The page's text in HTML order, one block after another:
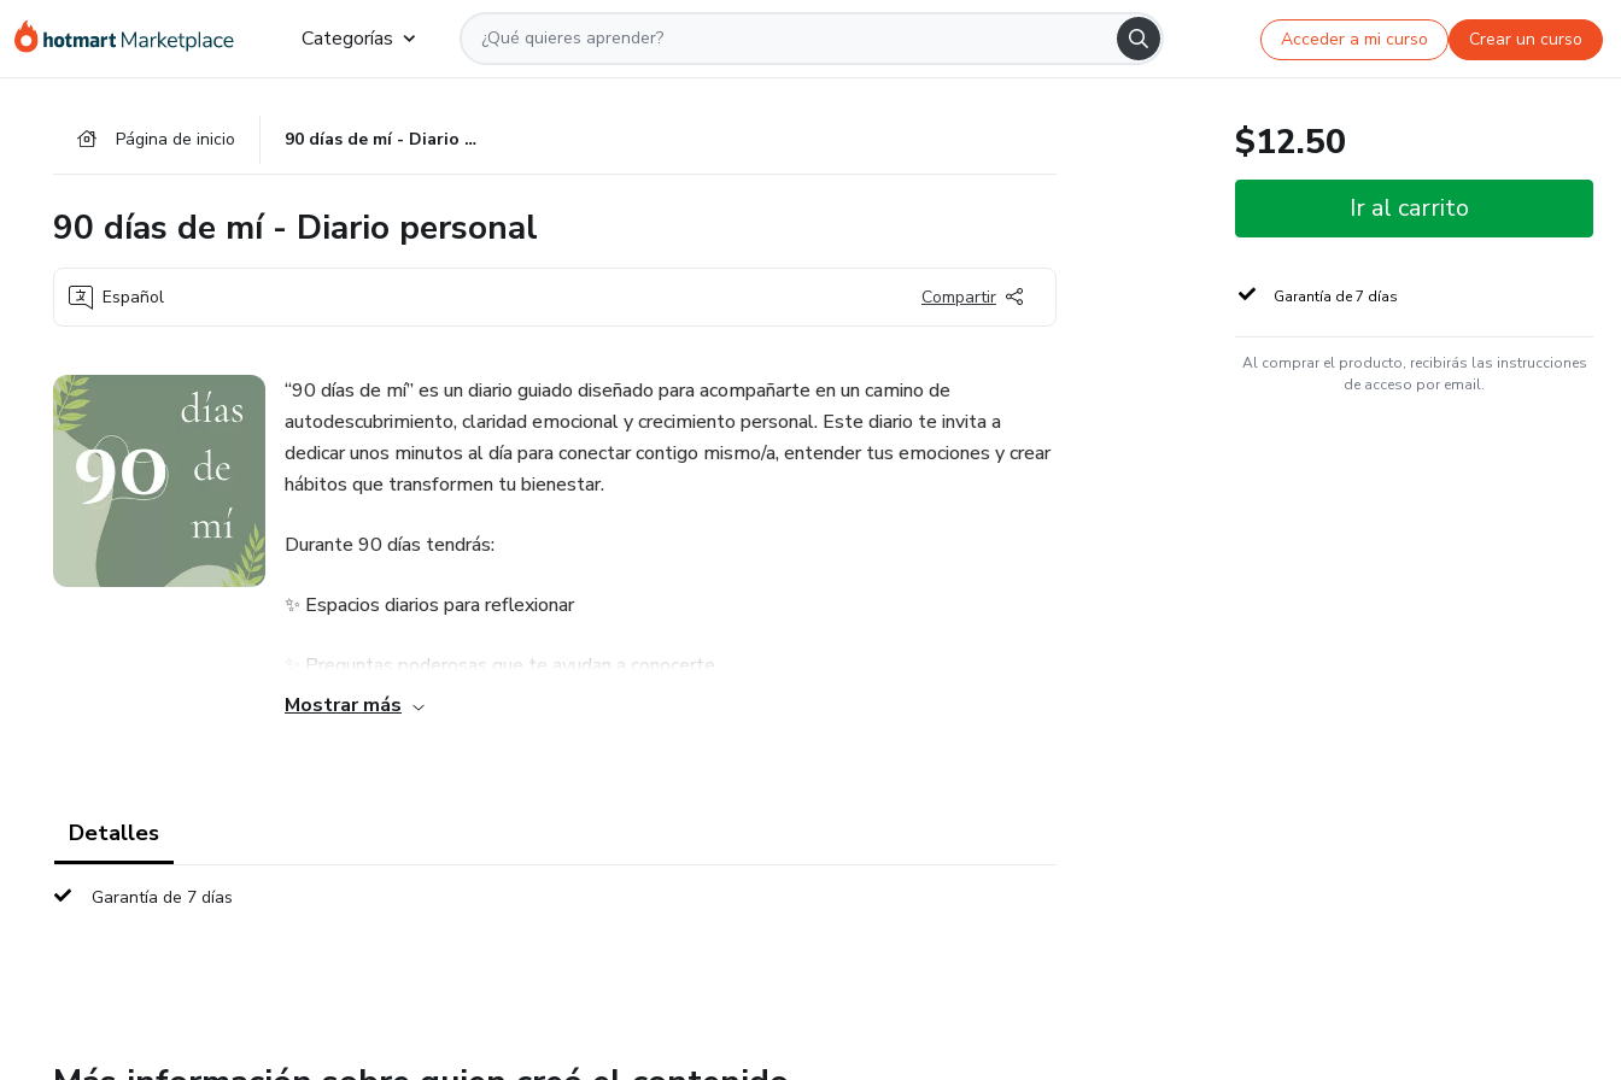
Categorías Acceder a mi curso Crear un curso
Página de inicio 90 días de mí - Diario personal
90 días de mí - Diario personal
Español Compartir
“90 días de mí” es un diario guiado diseñado para acompañarte en un camino de
autodescubrimiento, claridad emocional y crecimiento personal. Este diario te invita a
dedicar unos minutos al día para conectar contigo mismo/a, entender tus emociones y crear
hábitos que transformen tu bienestar.
Durante 90 días tendrás:
✨ Espacios diarios para reflexionar
✨ Preguntas poderosas que te ayudan a conocerte
Mostrar más
Detalles
Garantía de 7 días
$12.50
Ir al carrito
Garantía de 7 días
Al comprar el producto, recibirás las instrucciones
de acceso por email.